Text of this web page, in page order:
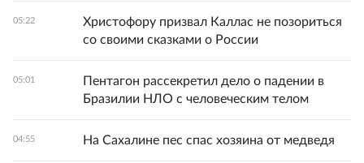
05:22
Христофору призвал Каллас не позориться
со своими сказками о России
05:01
Пентагон рассекретил дело о падении в
Бразилии НЛО с человеческим телом
04:55 На Сахалине пес спас хозяина от медведя